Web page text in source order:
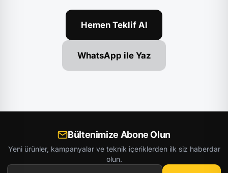
Hemen Teklif Al
WhatsApp ile Yaz
Bültenimize Abone Olun
Yeni ürünler, kampanyalar ve teknik içeriklerden ilk siz haberdar
olun.